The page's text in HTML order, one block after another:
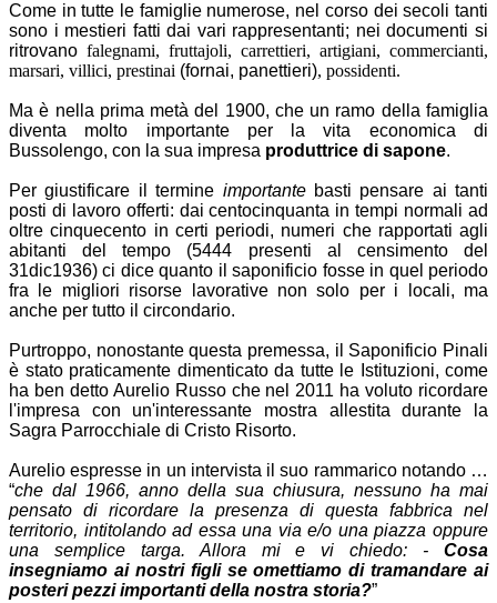
Come in tutte le famiglie numerose, nel corso dei secoli tanti
sono i mestieri fatti dai vari rappresentanti; nei documenti si
ritrovano falegnami, fruttajoli, carrettieri, artigiani, commercianti,
marsari, villici, prestinai (fornai, panettieri), possidenti.
Ma è nella prima metà del 1900, che un ramo della famiglia
diventa molto importante per la vita economica di
Bussolengo, con la sua impresa produttrice di sapone.
Per giustificare il termine importantebasti pensare ai tanti
posti di lavoro offerti: dai centocinquanta in tempi normali ad
oltre cinquecento in certi periodi, numeri che rapportati agli
abitanti del tempo (5444 presenti al censimento del
31dic1936) ci dice quanto il saponificio fosse in quel periodo
fra le migliori risorse lavorative non solo per i locali, ma
anche per tutto il circondario.
Purtroppo, nonostante questa premessa, il Saponificio Pinali
è stato praticamente dimenticato da tutte le Istituzioni, come
ha ben detto Aurelio Russo che nel 2011 ha voluto ricordare
l'impresa con un'interessante mostra allestita durante la
Sagra Parrocchiale di Cristo Risorto.
Aurelio espresse in un intervista il suo rammarico notando …
“che dal 1966, anno della sua chiusura, nessuno ha mai
pensato di ricordare la presenza di questa fabbrica nel
territorio, intitolando ad essa una via e/o una piazza oppure
una semplice targa. Allora mi e vi chiedo: - Cosa
insegniamo ai nostri figli se omettiamo di tramandare ai
posteri pezzi importanti della nostra storia?”